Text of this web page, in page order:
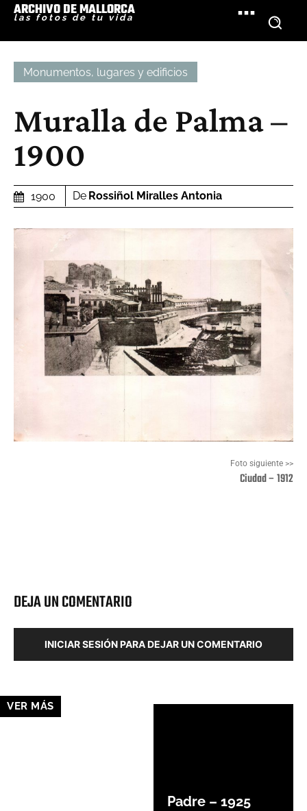
ARCHIVO DE MALLORCA
las fotos de tu vida
Monumentos, lugares y edificios
Muralla de Palma –
1900
1900 De Rossiñol Miralles Antonia
Foto siguiente >>
Ciudad – 1912
DEJA UN COMENTARIO
INICIAR SESIÓN PARA DEJAR UN COMENTARIO
VER MÁS
Padre – 1925